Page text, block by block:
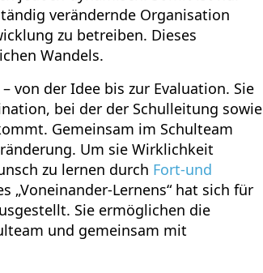
verändernde Organisation
zu betreiben. Dieses
Wandels.
von der Idee bis zur Evaluation. Sie
bei der der Schulleitung sowie
Gemeinsam im Schulteam
Um sie Wirklichkeit
zu lernen durch Fort-und
„Voneinander-Lernens“ hat sich für
Sie ermöglichen die
und gemeinsam mit